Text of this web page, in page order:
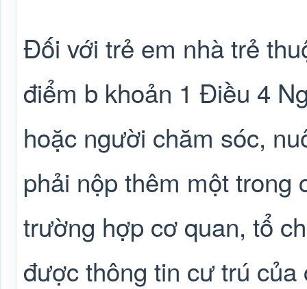
Đối với trẻ em nhà trẻ
điểm b khoản 1 Điều 4
hoặc người chăm sóc,
phải nộp thêm một trong
trường hợp cơ quan, tổ
được thông tin cư trú